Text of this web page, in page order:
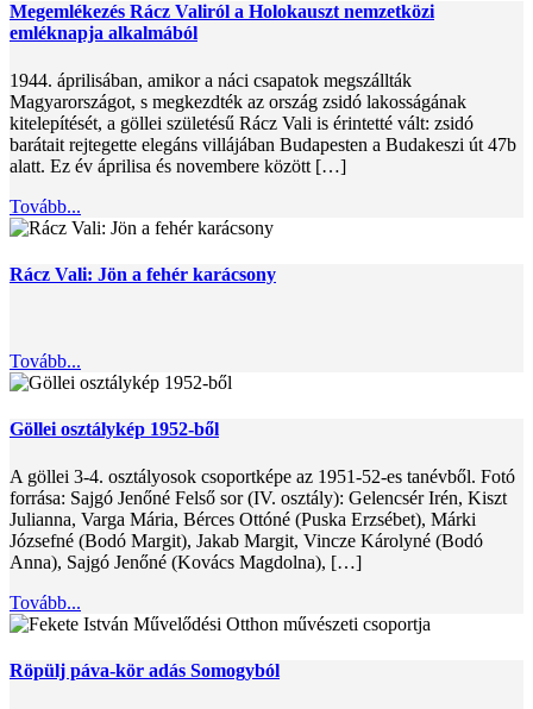
Megemlékezés Rácz Valiról a Holokauszt nemzetközi
emléknapja alkalmából
1944. áprilisában, amikor a náci csapatok megszállták
Magyarországot, s megkezdték az ország zsidó lakosságának
kitelepítését, a göllei születésű Rácz Vali is érintetté vált: zsidó
barátait rejtegette elegáns villájában Budapesten a Budakeszi út 47b
alatt. Ez év áprilisa és novembere között […]
Tovább...
Rácz Vali: Jön a fehér karácsony
Tovább...
Göllei osztálykép 1952-ből
A göllei 3-4. osztályosok csoportképe az 1951-52-es tanévből. Fotó
forrása: Sajgó Jenőné Felső sor (IV. osztály): Gelencsér Irén, Kiszt
Julianna, Varga Mária, Bérces Ottóné (Puska Erzsébet), Márki
Józsefné (Bodó Margit), Jakab Margit, Vincze Károlyné (Bodó
Anna), Sajgó Jenőné (Kovács Magdolna), […]
Tovább...
Röpülj páva-kör adás Somogyból